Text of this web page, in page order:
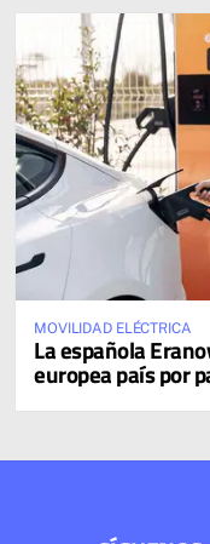
MOVILIDAD ELÉCTRICA
La española
europea país por